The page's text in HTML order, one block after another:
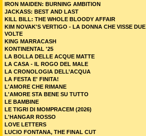
IRON MAIDEN: BURNING AMBITION
JACKASS: BEST AND LAST
KILL BILL: THE WHOLE BLOODY AFFAIR
KIM NOVAK'S VERTIGO - LA DONNA CHE VISSE DUE
VOLTE
KING MARRACASH
KONTINENTAL '25
LA BOLLA DELLE ACQUE MATTE
LA CASA - IL ROGO DEL MALE
LA CRONOLOGIA DELL’ACQUA
LA FESTA E' FINITA!
L'AMORE CHE RIMANE
L'AMORE STA BENE SU TUTTO
LE BAMBINE
LE TIGRI DI MOMPRACEM (2026)
L'HANGAR ROSSO
LOVE LETTERS
LUCIO FONTANA, THE FINAL CUT